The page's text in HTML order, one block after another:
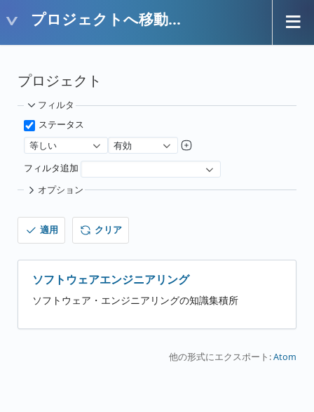
プロジェクトへ移動...
プロジェクト
フィルタ
ステータス
等しい 有効
フィルタ追加
オプション
適用 クリア
ソフトウェアエンジニアリング
ソフトウェア・エンジニアリングの知識集積所
他の形式にエクスポート:Atom